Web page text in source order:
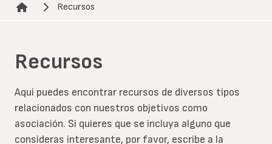
Ruta de navegación
Recursos
Recursos
Aquí puedes encontrar recursos de diversos tipos
relacionados con nuestros objetivos como
asociación. Si quieres que se incluya alguno que
consideras interesante, por favor, escribe a la